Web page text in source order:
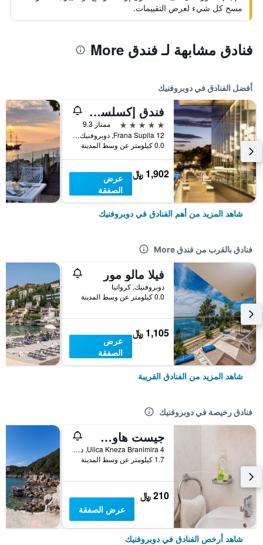
مسح كل شيء لعرض التقييمات.
فنادق مشابهة لـ فندق More
أفضل الفنادق في دوبروفنيك
فندق إكسلسيور
5 نجوم
ممتاز 9.3
Frana Supila 12, دوبروفنيك, كرواتيا
0.0 كيلومتر عن وسط المدينة
1,902 ﷼
عرض
الصفقة
شاهد المزيد من أهم الفنادق في دوبروفنيك
فنادق بالقرب من فندق More
فيلا مالو مور
دوبروفنيك, كرواتيا
0.0 كيلومتر عن وسط المدينة
1,105 ﷼
عرض
الصفقة
شاهد المزيد من الفنادق القريبة
فنادق رخيصة في دوبروفنيك
جيست هاوس لجوبيكا
Ulica Kneza Branimira 4, دوبروفنيك, كرواتيا
1.7 كيلومتر عن وسط المدينة
210 ﷼
عرض الصفقة
شاهد أرخص الفنادق في دوبروفنيك